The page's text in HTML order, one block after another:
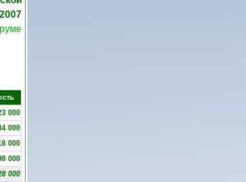
000
000
000
000
000